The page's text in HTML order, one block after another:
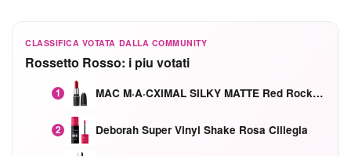
CLASSIFICA VOTATA DALLA COMMUNITY
Rossetto Rosso: i piu votati
1 MAC M·A·CXIMAL SILKY MATTE Red Rock mat
2 Deborah Super Vinyl Shake Rosa Ciliegia